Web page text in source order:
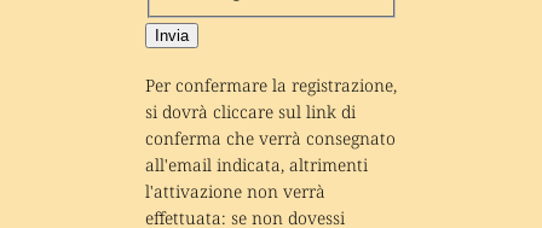
Invia
Per confermare la registrazione,
si dovrà cliccare sul link di
conferma che verrà consegnato
all'email indicata, altrimenti
l'attivazione non verrà
effettuata: se non dovessi